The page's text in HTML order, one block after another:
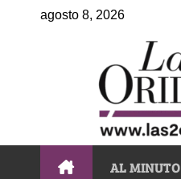
agosto 8, 2026
AL MINUTO